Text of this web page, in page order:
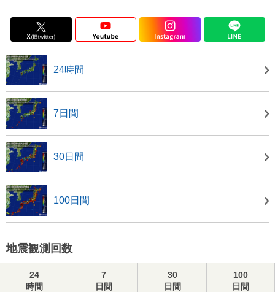
24時間
7日間
30日間
100日間
地震観測回数
24
時間
7
日間
30
日間
100
日間